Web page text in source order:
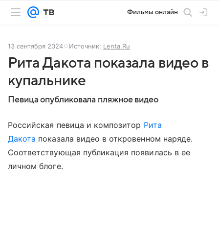
Фильмы онлайн
13 сентября 2024 Источник: Lenta.Ru
Рита Дакота показала видео в
купальнике
Певица опубликовала пляжное видео
Российская певица и композитор Рита
Дакота показала видео в откровенном наряде.
Соответствующая публикация появилась в ее
личном блоге.